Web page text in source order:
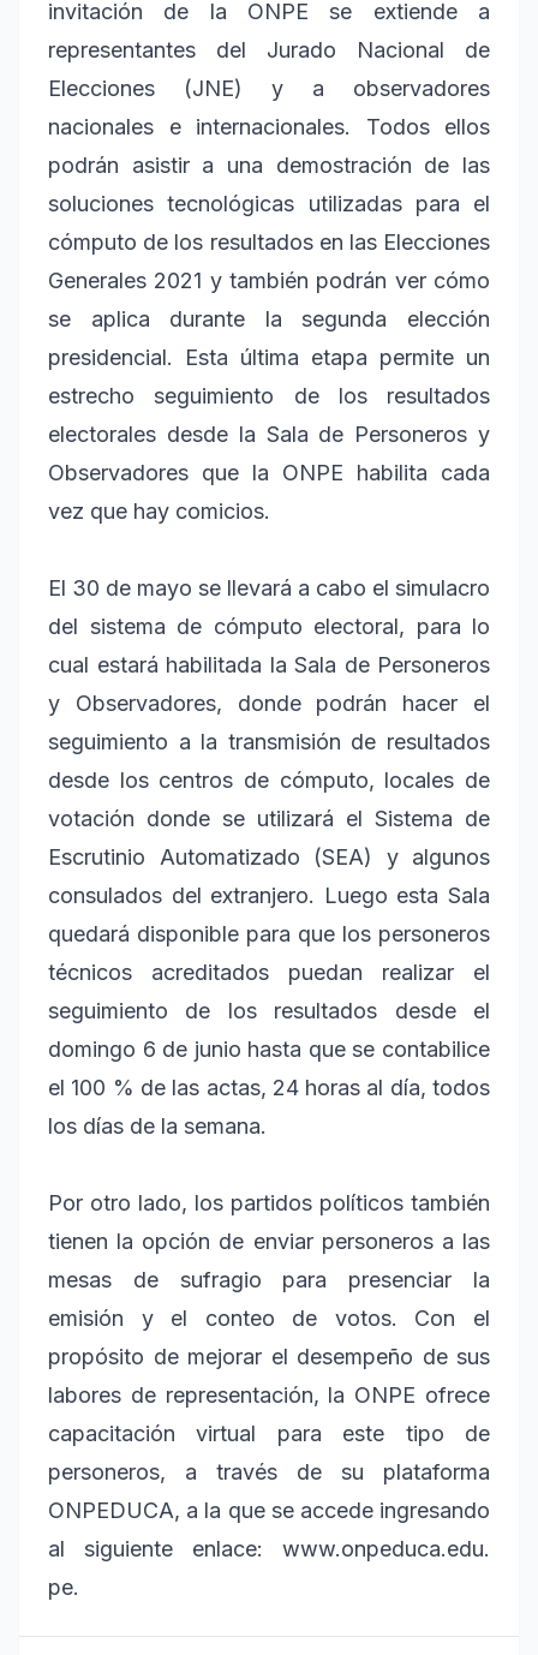
invitación de la ONPE se extiende a
representantes del Jurado Nacional de
Elecciones (JNE) y a observadores
nacionales e internacionales. Todos ellos
podrán asistir a una demostración de las
soluciones tecnológicas utilizadas para el
cómputo de los resultados en las Elecciones
Generales 2021 y también podrán ver cómo
se aplica durante la segunda elección
presidencial. Esta última etapa permite un
estrecho seguimiento de los resultados
electorales desde la Sala de Personeros y
Observadores que la ONPE habilita cada
vez que hay comicios.
El 30 de mayo se llevará a cabo el simulacro
del sistema de cómputo electoral, para lo
cual estará habilitada la Sala de Personeros
y Observadores, donde podrán hacer el
seguimiento a la transmisión de resultados
desde los centros de cómputo, locales de
votación donde se utilizará el Sistema de
Escrutinio Automatizado (SEA) y algunos
consulados del extranjero. Luego esta Sala
quedará disponible para que los personeros
técnicos acreditados puedan realizar el
seguimiento de los resultados desde el
domingo 6 de junio hasta que se contabilice
el 100 % de las actas, 24 horas al día, todos
los días de la semana.
Por otro lado, los partidos políticos también
tienen la opción de enviar personeros a las
mesas de sufragio para presenciar la
emisión y el conteo de votos. Con el
propósito de mejorar el desempeño de sus
labores de representación, la ONPE ofrece
capacitación virtual para este tipo de
personeros, a través de su plataforma
ONPEDUCA, a la que se accede ingresando
al siguiente enlace: www.onpeduca.edu.
pe.